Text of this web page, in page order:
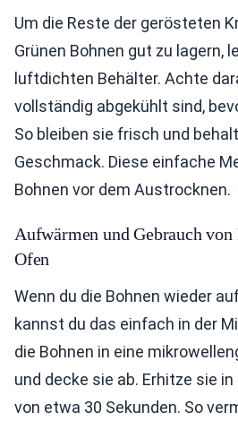
Um die Reste der gerösteten
Grünen Bohnen gut zu lagern,
luftdichten Behälter. Achte
vollständig abgekühlt sind,
So bleiben sie frisch und
Geschmack. Diese einfache
Bohnen vor dem Austrocknen.
Aufwärmen und Gebrauch
Ofen
Wenn du die Bohnen wieder
kannst du das einfach in der
die Bohnen in eine
und decke sie ab. Erhitze sie
von etwa 30 Sekunden. So